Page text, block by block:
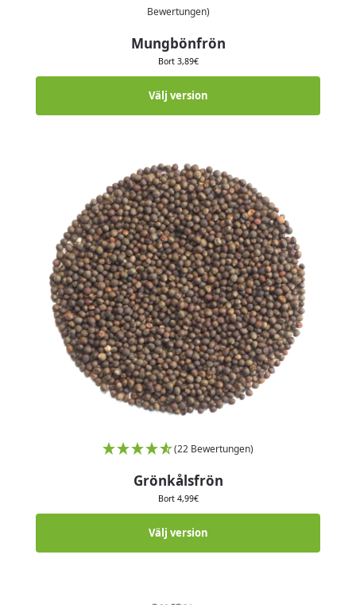
Bewertungen)
Mungbönfrön
Bort 3,89€
Välj version
(22 Bewertungen)
Grönkålsfrön
Bort 4,99€
Välj version